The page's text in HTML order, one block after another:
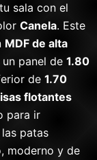
sala con el
Canela. Este
MDF de alta
panel de 1.80
de 1.70
flotantes
para ir
patas
moderno y de